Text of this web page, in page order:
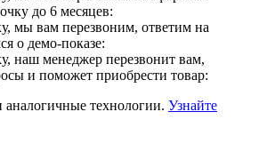
до 6 месяцев:
мы вам перезвоним, ответим на
о демо-показе:
наш менеджер перезвонит вам,
и поможет приобрести товар:
технологии. Узнайте